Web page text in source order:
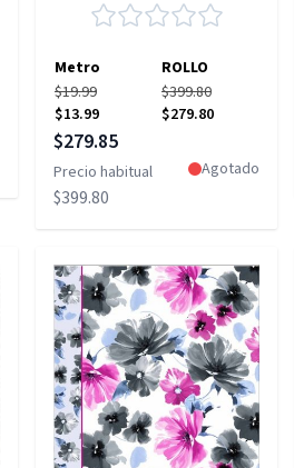
Metro
ROLLO
$19.99
$13.99
$399.80
$279.80
Precio especial
$279.85
Precio habitual
$399.80
Agotado